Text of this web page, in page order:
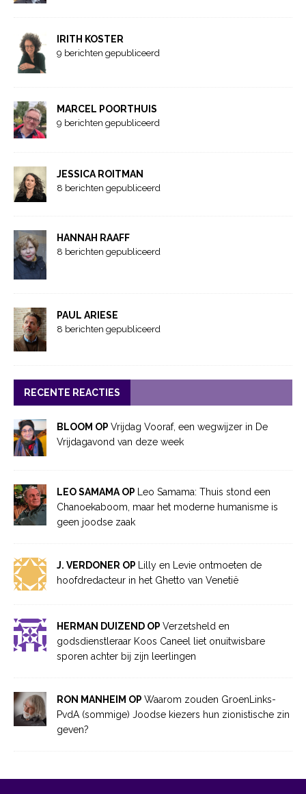
IRITH KOSTER
9 berichten gepubliceerd
MARCEL POORTHUIS
9 berichten gepubliceerd
JESSICA ROITMAN
8 berichten gepubliceerd
HANNAH RAAFF
8 berichten gepubliceerd
PAUL ARIESE
8 berichten gepubliceerd
RECENTE REACTIES
BLOOM OP Vrijdag Vooraf, een wegwijzer in De
Vrijdagavond van deze week
LEO SAMAMA OP Leo Samama: Thuis stond een
Chanoekaboom, maar het moderne humanisme is
geen joodse zaak
J. VERDONER OP Lilly en Levie ontmoeten de
hoofdredacteur in het Ghetto van Venetië
HERMAN DUIZEND OP Verzetsheld en
godsdienstleraar Koos Caneel liet onuitwisbare
sporen achter bij zijn leerlingen
RON MANHEIM OP Waarom zouden GroenLinks-
PvdA (sommige) Joodse kiezers hun zionistische zin
geven?